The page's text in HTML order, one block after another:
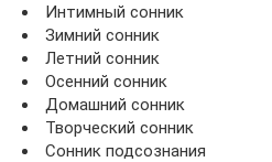
Интимный сонник
Зимний сонник
Летний сонник
Осенний сонник
Домашний сонник
Творческий сонник
Сонник подсознания